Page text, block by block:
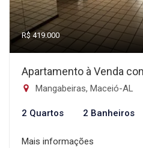
R$ 419.000
Apartamento à Venda
Mangabeiras, Maceió-AL
2 Quartos 2 Banheiros
Mais informações